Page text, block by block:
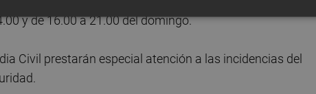
y de 16.00 a 21.00 del domingo.
Civil prestarán especial atención a las incidencias del